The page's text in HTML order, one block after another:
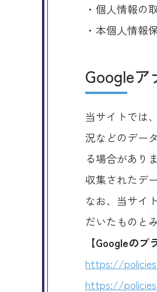
・個人情報の
・本個人情報
Google
当サイトでは
況などのデー
る場合があり
収集されたデ
なお、当サイ
だいたものと
【Googleのプ
https://
https://